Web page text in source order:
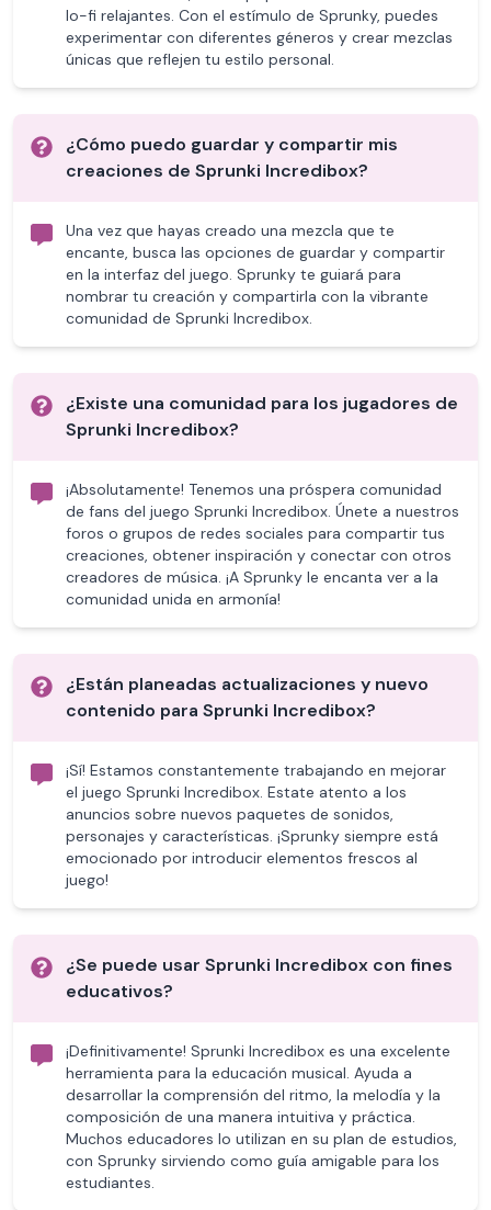
lo-fi relajantes. Con el estímulo de Sprunky, puedes
experimentar con diferentes géneros y crear mezclas
únicas que reflejen tu estilo personal.
¿Cómo puedo guardar y compartir mis
creaciones de Sprunki Incredibox?
Una vez que hayas creado una mezcla que te
encante, busca las opciones de guardar y compartir
en la interfaz del juego. Sprunky te guiará para
nombrar tu creación y compartirla con la vibrante
comunidad de Sprunki Incredibox.
¿Existe una comunidad para los jugadores de
Sprunki Incredibox?
¡Absolutamente! Tenemos una próspera comunidad
de fans del juego Sprunki Incredibox. Únete a nuestros
foros o grupos de redes sociales para compartir tus
creaciones, obtener inspiración y conectar con otros
creadores de música. ¡A Sprunky le encanta ver a la
comunidad unida en armonía!
¿Están planeadas actualizaciones y nuevo
contenido para Sprunki Incredibox?
¡Sí! Estamos constantemente trabajando en mejorar
el juego Sprunki Incredibox. Estate atento a los
anuncios sobre nuevos paquetes de sonidos,
personajes y características. ¡Sprunky siempre está
emocionado por introducir elementos frescos al
juego!
¿Se puede usar Sprunki Incredibox con fines
educativos?
¡Definitivamente! Sprunki Incredibox es una excelente
herramienta para la educación musical. Ayuda a
desarrollar la comprensión del ritmo, la melodía y la
composición de una manera intuitiva y práctica.
Muchos educadores lo utilizan en su plan de estudios,
con Sprunky sirviendo como guía amigable para los
estudiantes.